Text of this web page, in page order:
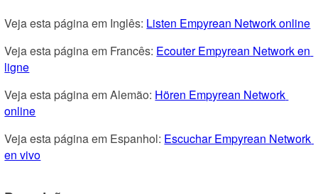
Veja esta página em Inglês: Listen Empyrean Network online
Veja esta página em Francês: Ecouter Empyrean Network en
ligne
Veja esta página em Alemão: Hören Empyrean Network
online
Veja esta página em Espanhol: Escuchar Empyrean Network
en vivo